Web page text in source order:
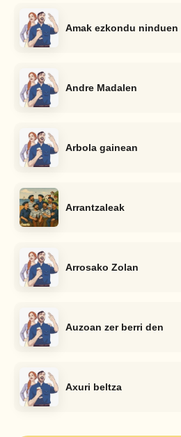
Amak ezkondu ninduen
Andre Madalen
Arbola gainean
Arrantzaleak
Arrosako Zolan
Auzoan zer berri den
Axuri beltza